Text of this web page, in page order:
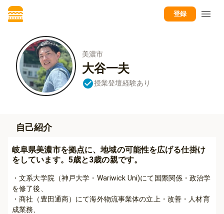
登録
美濃市
大谷一夫
授業登壇経験あり
自己紹介
岐阜県美濃市を拠点に、地域の可能性を広げる仕掛け
をしています。5歳と3歳の親です。
・文系大学院（神戸大学・Wariwick Uni)にて国際関係・政治学
を修了後、
・商社（豊田通商）にて海外物流事業体の立上・改善・人材育
成業務、